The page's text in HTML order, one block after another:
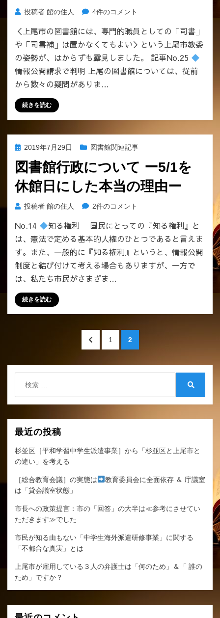
尾
書
館
で
お
た
「不
合
真
へ
の
投稿者 館の住人
情
公
開
請
で
判
た
上
尾
の
図
書
館
は
「司
書」
「司
書
い
い！！
4件のコメント
＜上尾市の図書館には、専門的職員としての「司書」
や「司書補」は置かなくてもよい＞という上尾市教委
の姿勢が、はからずも露見しました。 記事No.25
情報公開請求で判明 上尾の図書館については、従前
から数々の疑問がありま…
続きを読む
投
日:
2019年7月29日 図書館関連記事
図書館行政について ー5/1を
休館日にした本当の理由ー
投稿者 館の住人
図
館
行
政
つ
い
5/1
休
に
の
ー
の
2件のコメント
No.14
知る権利 国民にとっての『知る権利』と
は、憲法で定める基本的人権のひとつであると言えま
す。また、一般的に『知る権利』というと、情報公開
制度と結び付けて考える場合もありますが、一方で
は、私たち市民がさまざま…
続きを読む
の
ー
ジ
送
り
前
の
ー
ペ
ー
1
ペ
ー
2
最近の投稿
杉並区［平和学習中学生派遣事業］から「杉並区と上尾市と
の違い」を考える
［総合教育会議］の実態は
教育委員会に全面依存 ＆ 庁議室
は「貸会議室状態」
市長への政策提言：市の「回答」の大半は≪参考にさせてい
ただきます≫でした
市民が知る由もない「中学生海外派遣研修事業」に関する
「不都合な真実」とは
上尾市が雇用している３人の弁護士は「何のため」＆「 誰の
ため」ですか？